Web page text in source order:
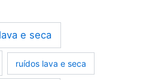
e seca
ruídos lava e seca